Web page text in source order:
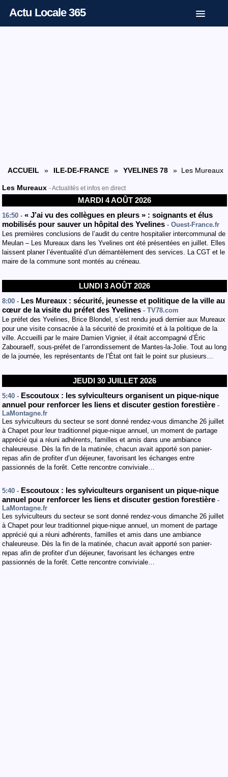
Actu Locale 365
ACCUEIL » ILE-DE-FRANCE » YVELINES 78 » Les Mureaux
Les Mureaux - Actualités et infos en direct
MARDI 4 AOÛT 2026
16:50 - « J’ai vu des collègues en pleurs » : soignants et élus
mobilisés pour sauver un hôpital des Yvelines - Ouest-France.fr
Les premières conclusions de l’audit du centre hospitalier intercommunal de
Meulan – Les Mureaux dans les Yvelines ont été présentées en juillet. Elles
laissent planer l’éventualité d’un démantèlement des services. La CGT et le
maire de la commune sont montés au créneau.
LUNDI 3 AOÛT 2026
8:00 - Les Mureaux : sécurité, jeunesse et politique de la ville au
cœur de la visite du préfet des Yvelines - TV78.com
Le préfet des Yvelines, Brice Blondel, s’est rendu jeudi dernier aux Mureaux
pour une visite consacrée à la sécurité de proximité et à la politique de la
ville. Accueilli par le maire Damien Vignier, il était accompagné d’Éric
Zabouraeff, sous-préfet de l’arrondissement de Mantes-la-Jolie. Tout au long
de la journée, les représentants de l’État ont fait le point sur plusieurs…
JEUDI 30 JUILLET 2026
5:40 - Escoutoux : les sylviculteurs organisent un pique-nique
annuel pour renforcer les liens et discuter gestion forestière -
LaMontagne.fr
Les sylviculteurs du secteur se sont donné rendez-vous dimanche 26 juillet
à Chapet pour leur traditionnel pique-nique annuel, un moment de partage
apprécié qui a réuni adhérents, familles et amis dans une ambiance
chaleureuse. Dès la fin de la matinée, chacun avait apporté son panier-
repas afin de profiter d’un déjeuner, favorisant les échanges entre
passionnés de la forêt. Cette rencontre conviviale…
5:40 - Escoutoux : les sylviculteurs organisent un pique-nique
annuel pour renforcer les liens et discuter gestion forestière -
LaMontagne.fr
Les sylviculteurs du secteur se sont donné rendez-vous dimanche 26 juillet
à Chapet pour leur traditionnel pique-nique annuel, un moment de partage
apprécié qui a réuni adhérents, familles et amis dans une ambiance
chaleureuse. Dès la fin de la matinée, chacun avait apporté son panier-
repas afin de profiter d’un déjeuner, favorisant les échanges entre
passionnés de la forêt. Cette rencontre conviviale…